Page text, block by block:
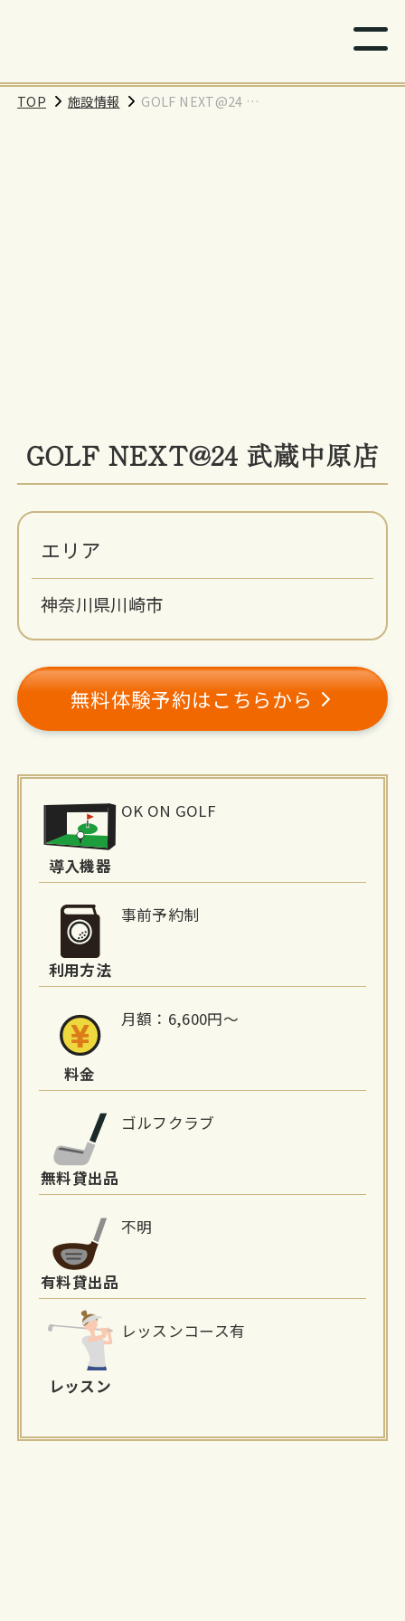
TOP 施設情報
GOLF NEXT@24 武
GOLF NEXT@24 武蔵中原店
エリア
神奈川県川崎市
無料体験予約はこちらから
報
導入機器
OK ON GOLF
利用方法
事前予約制
料金
月額：6,600円～
無料貸出品
ゴルフクラブ
有料貸出品
不明
レッスン
レッスンコース有